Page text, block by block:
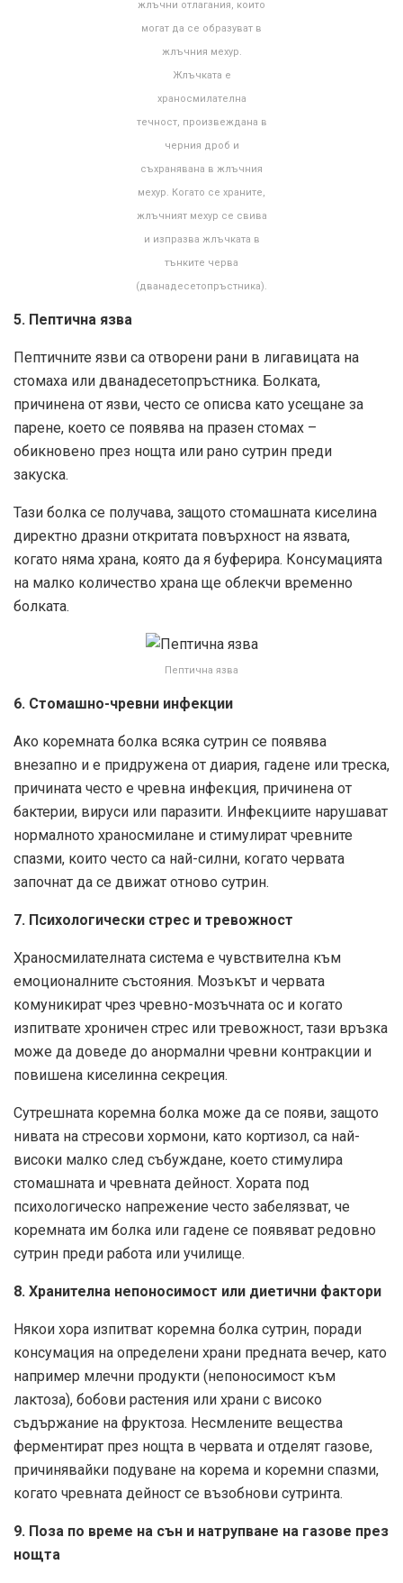
жлъчни отлагания, които
могат да се образуват в
жлъчния мехур.
Жлъчката е
храносмилателна
течност, произвеждана в
черния дроб и
съхранявана в жлъчния
мехур. Когато се храните,
жлъчният мехур се свива
и изпразва жлъчката в
тънките черва
(дванадесетопръстника).
5. Пептична язва
Пептичните язви са отворени рани в лигавицата на
стомаха или дванадесетопръстника. Болката,
причинена от язви, често се описва като усещане за
парене, което се появява на празен стомах –
обикновено през нощта или рано сутрин преди
закуска.
Тази болка се получава, защото стомашната киселина
директно дразни откритата повърхност на язвата,
когато няма храна, която да я буферира. Консумацията
на малко количество храна ще облекчи временно
болката.
Пептична язва
6. Стомашно-чревни инфекции
Ако коремната болка всяка сутрин се появява
внезапно и е придружена от диария, гадене или треска,
причината често е чревна инфекция, причинена от
бактерии, вируси или паразити. Инфекциите нарушават
нормалното храносмилане и стимулират чревните
спазми, които често са най-силни, когато червата
започнат да се движат отново сутрин.
7. Психологически стрес и тревожност
Храносмилателната система е чувствителна към
емоционалните състояния. Мозъкът и червата
комуникират чрез чревно-мозъчната ос и когато
изпитвате хроничен стрес или тревожност, тази връзка
може да доведе до анормални чревни контракции и
повишена киселинна секреция.
Сутрешната коремна болка може да се появи, защото
нивата на стресови хормони, като кортизол, са най-
високи малко след събуждане, което стимулира
стомашната и чревната дейност. Хората под
психологическо напрежение често забелязват, че
коремната им болка или гадене се появяват редовно
сутрин преди работа или училище.
8. Хранителна непоносимост или диетични фактори
Някои хора изпитват коремна болка сутрин, поради
консумация на определени храни предната вечер, като
например млечни продукти (непоносимост към
лактоза), бобови растения или храни с високо
съдържание на фруктоза. Несмлените вещества
ферментират през нощта в червата и отделят газове,
причинявайки подуване на корема и коремни спазми,
когато чревната дейност се възобнови сутринта.
9. Поза по време на сън и натрупване на газове през
нощта